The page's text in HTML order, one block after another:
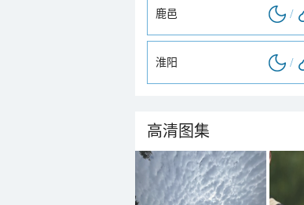
鹿邑 /
淮阳 /
高清图集